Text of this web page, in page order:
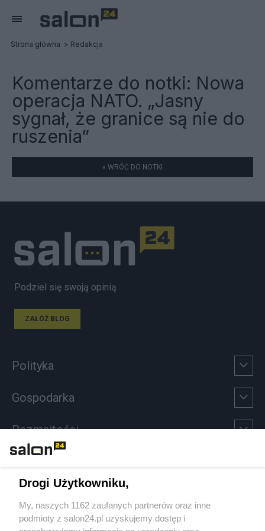
Strona główna Redakcja
Komentarze do notki: Nowa
operacja NATO. „Jasny
sygnał, że granice są nie do
ruszenia”
« WRÓĆ DO NOTKI
Podziel się swoją opinią
ZAŁÓŻ BLOG
Polityka
Gospodarka
Rozmaitości
Sport
Społeczeństwo
Drogi Użytkowniku,
My, naszych 1162 zaufanych partnerów oraz inne
podmioty z salon24.pl uzyskujemy dostęp i